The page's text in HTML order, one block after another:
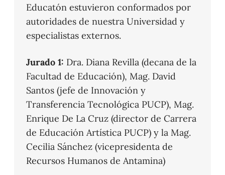
Educatón estuvieron conformados por
autoridades de nuestra Universidad y
especialistas externos.
Jurado 1: Dra. Diana Revilla (decana de la
Facultad de Educación), Mag. David
Santos (jefe de Innovación y
Transferencia Tecnológica PUCP), Mag.
Enrique De La Cruz (director de Carrera
de Educación Artística PUCP) y la Mag.
Cecilia Sánchez (vicepresidenta de
Recursos Humanos de Antamina)